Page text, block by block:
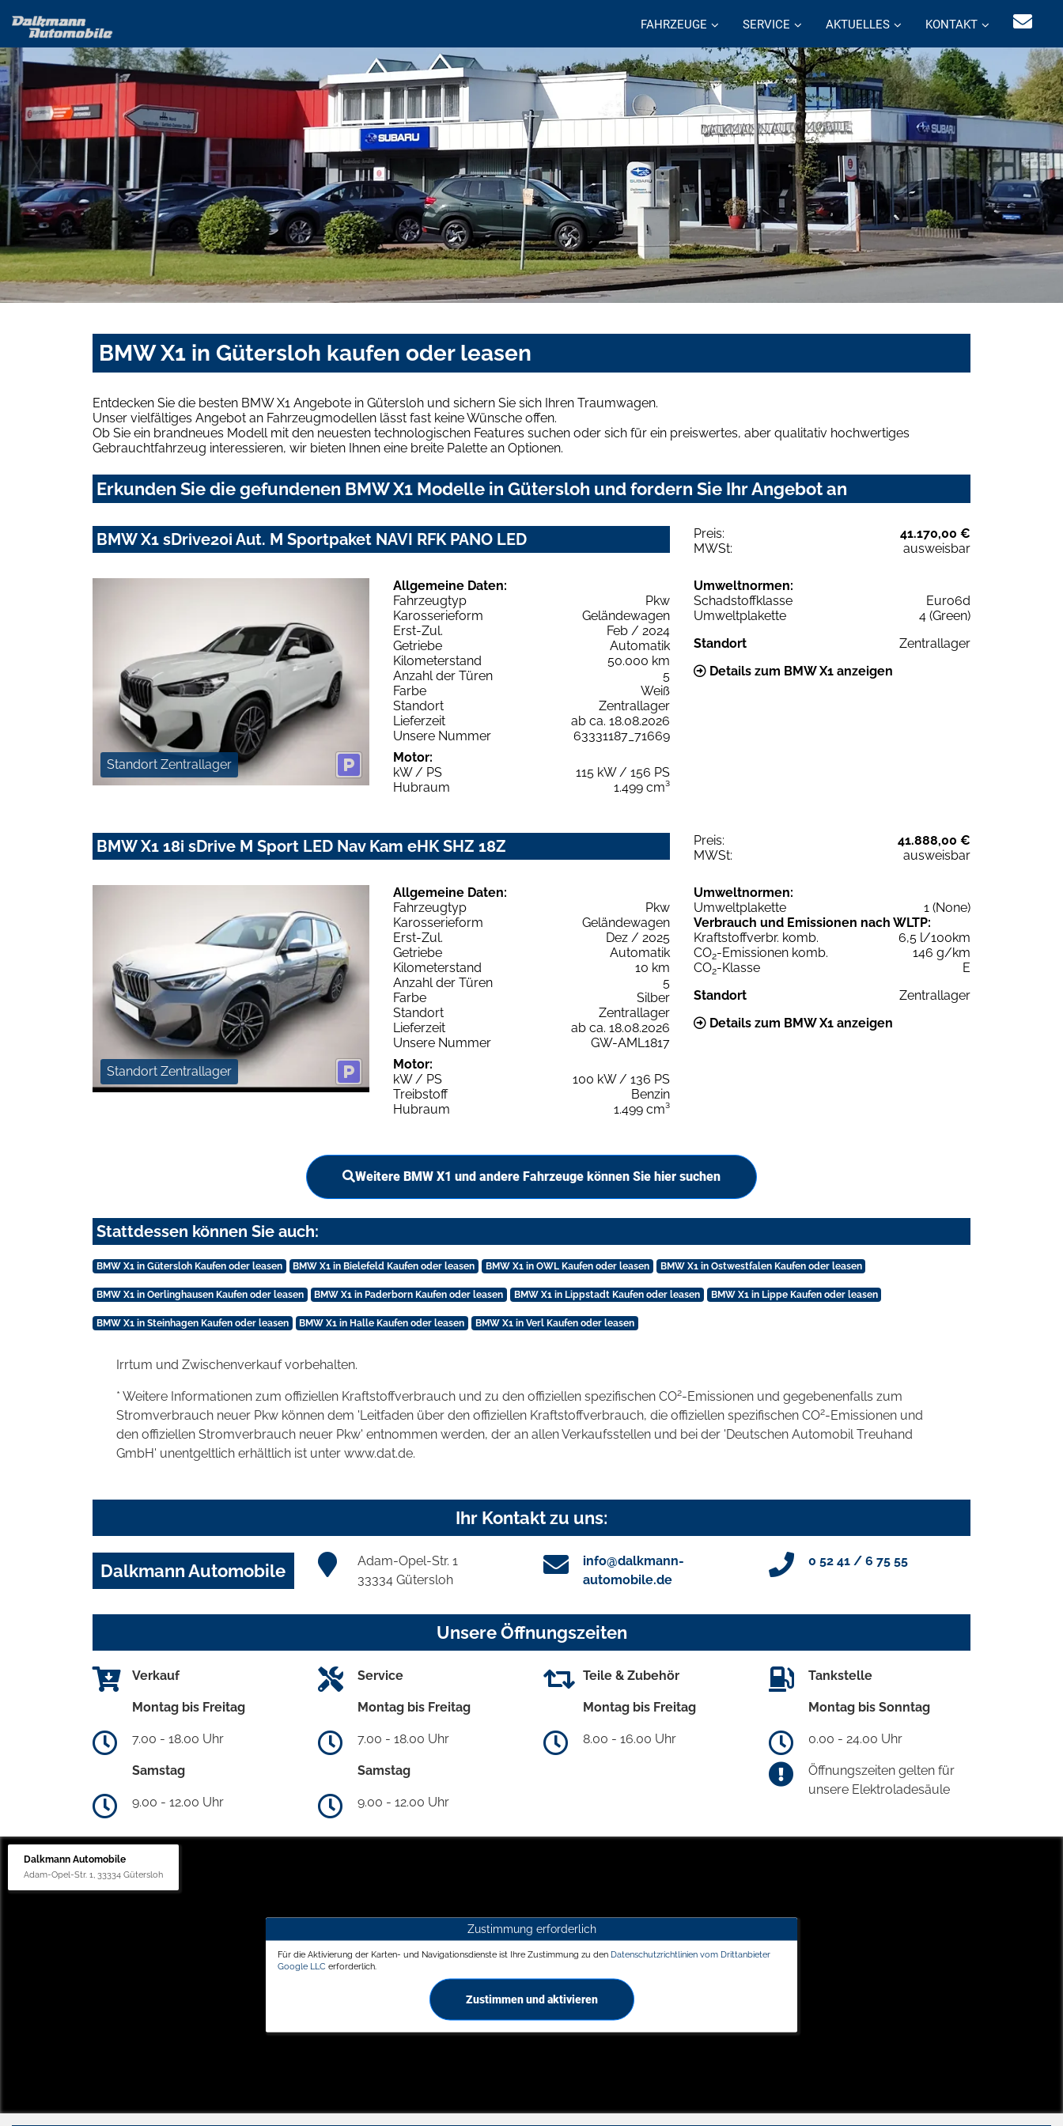
FAHRZEUGE SERVICE AKTUELLES KONTAKT
BMW X1 in Gütersloh kaufen oder leasen
Entdecken Sie die besten BMW X1 Angebote in Gütersloh und sichern Sie sich Ihren Traumwagen.
Unser vielfältiges Angebot an Fahrzeugmodellen lässt fast keine Wünsche offen.
Ob Sie ein brandneues Modell mit den neuesten technologischen Features suchen oder sich für ein preiswertes, aber qualitativ hochwertiges
Gebrauchtfahrzeug interessieren, wir bieten Ihnen eine breite Palette an Optionen.
Erkunden Sie die gefundenen BMW X1 Modelle in Gütersloh und fordern Sie Ihr Angebot an
BMW X1 sDrive20i Aut. M Sportpaket NAVI RFK PANO LED Preis:
41.170,00 €
MWSt:
ausweisbar
Standort Zentrallager
Allgemeine Daten:
Fahrzeugtyp
Pkw
Karosserieform
Geländewagen
Erst-Zul.
Feb / 2024
Getriebe
Automatik
Kilometerstand
50.000 km
Anzahl der Türen
5
Farbe
Weiß
Standort
Zentrallager
Lieferzeit
ab ca. 18.08.2026
Unsere Nummer
63331187_71669
Motor:
kW / PS
115 kW / 156 PS
Hubraum
1.499 cm³
Umweltnormen:
Schadstoffklasse
Euro6d
Umweltplakette
4 (Green)
Standort
Zentrallager
Details zum BMW X1 anzeigen
BMW X1 18i sDrive M Sport LED Nav Kam eHK SHZ 18Z Preis:
41.888,00 €
MWSt:
ausweisbar
Standort Zentrallager
Allgemeine Daten:
Fahrzeugtyp
Pkw
Karosserieform
Geländewagen
Erst-Zul.
Dez / 2025
Getriebe
Automatik
Kilometerstand
10 km
Anzahl der Türen
5
Farbe
Silber
Standort
Zentrallager
Lieferzeit
ab ca. 18.08.2026
Unsere Nummer
GW-AML1817
Motor:
kW / PS
100 kW / 136 PS
Treibstoff
Benzin
Hubraum
1.499 cm³
Umweltnormen:
Umweltplakette
1 (None)
Verbrauch und Emissionen nach WLTP:
Kraftstoffverbr. komb.
6,5 l/100km
CO2-Emissionen komb.
146 g/km
CO2-Klasse
E
Standort
Zentrallager
Details zum BMW X1 anzeigen
Weitere BMW X1 und andere Fahrzeuge können Sie hier suchen
Stattdessen können Sie auch:
BMW X1 in Gütersloh Kaufen oder leasen BMW X1 in Bielefeld Kaufen oder leasen BMW X1 in OWL Kaufen oder leasen BMW X1 in Ostwestfalen Kaufen oder leasen
BMW X1 in Oerlinghausen Kaufen oder leasen BMW X1 in Paderborn Kaufen oder leasen BMW X1 in Lippstadt Kaufen oder leasen BMW X1 in Lippe Kaufen oder leasen
BMW X1 in Steinhagen Kaufen oder leasen BMW X1 in Halle Kaufen oder leasen BMW X1 in Verl Kaufen oder leasen
Irrtum und Zwischenverkauf vorbehalten.
* Weitere Informationen zum offiziellen Kraftstoffverbrauch und zu den offiziellen spezifischen CO2-Emissionen und gegebenenfalls zum
Stromverbrauch neuer Pkw können dem 'Leitfaden über den offiziellen Kraftstoffverbrauch, die offiziellen spezifischen CO2-Emissionen und
den offiziellen Stromverbrauch neuer Pkw' entnommen werden, der an allen Verkaufsstellen und bei der 'Deutschen Automobil Treuhand
GmbH' unentgeltlich erhältlich ist unter www.dat.de.
Ihr Kontakt zu uns:
Dalkmann Automobile
Adam-Opel-Str. 1
33334 Gütersloh
info@dalkmann-
automobile.de
0 52 41 / 6 75 55
Unsere Öffnungszeiten
Verkauf
Montag bis Freitag
7.00 - 18.00 Uhr
Samstag
9.00 - 12.00 Uhr
Service
Montag bis Freitag
7.00 - 18.00 Uhr
Samstag
9.00 - 12.00 Uhr
Teile & Zubehör
Montag bis Freitag
8.00 - 16.00 Uhr
Tankstelle
Montag bis Sonntag
0.00 - 24.00 Uhr
Öffnungszeiten gelten für
unsere Elektroladesäule
Dalkmann Automobile
Adam-Opel-Str. 1, 33334 Gütersloh
Zustimmung erforderlich
Für die Aktivierung der Karten- und Navigationsdienste ist Ihre Zustimmung zu den Datenschutzrichtlinien vom Drittanbieter
Google LLC erforderlich.
Zustimmen und aktivieren